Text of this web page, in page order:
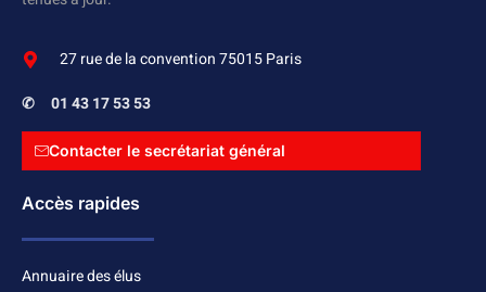
27 rue de la convention 75015 Paris
✆ 01 43 17 53 53
Contacter le secrétariat général
Accès rapides
Annuaire des élus